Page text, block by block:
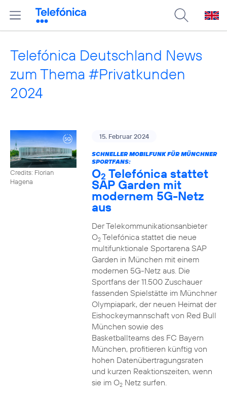
Telefónica Deutschland News
zum Thema #Privatkunden
2024
Credits: Florian
Hagena
15. Februar 2024
SCHNELLER MOBILFUNK FÜR MÜNCHNER
SPORTFANS:
O2 Telefónica stattet
SAP Garden mit
modernem 5G-Netz
aus
Der Telekommunikationsanbieter
O2Telefónica stattet die neue
multifunktionale Sportarena SAP
Garden in München mit einem
modernen 5G-Netz aus. Die
Sportfans der 11.500 Zuschauer
fassenden Spielstätte im Münchner
Olympiapark, der neuen Heimat der
Eishockeymannschaft von Red Bull
München sowie des
Basketballteams des FC Bayern
München, profitieren künftig von
hohen Datenübertragungsraten
und kurzen Reaktionszeiten, wenn
sie im O2Netz surfen.